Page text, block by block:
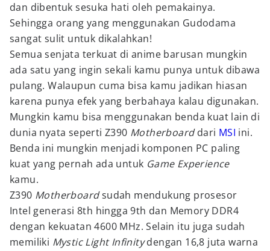
dan dibentuk sesuka hati oleh pemakainya.
Sehingga orang yang menggunakan Gudodama
sangat sulit untuk dikalahkan!
Semua senjata terkuat di anime barusan mungkin
ada satu yang ingin sekali kamu punya untuk dibawa
pulang. Walaupun cuma bisa kamu jadikan hiasan
karena punya efek yang berbahaya kalau digunakan.
Mungkin kamu bisa menggunakan benda kuat lain di
dunia nyata seperti Z390 Motherboarddari MSI ini.
Benda ini mungkin menjadi komponen PC paling
kuat yang pernah ada untuk Game Experience
kamu.
Z390 Motherboardsudah mendukung prosesor
Intel generasi 8th hingga 9th dan Memory DDR4
dengan kekuatan 4600 MHz. Selain itu juga sudah
memiliki Mystic Light Infinitydengan 16,8 juta warna